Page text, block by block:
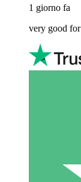
1 giorno fa
very good